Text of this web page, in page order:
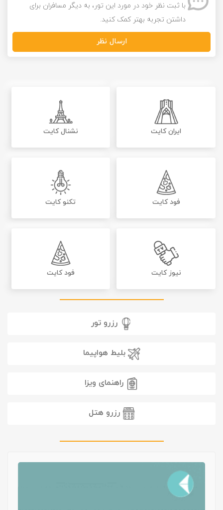
با ثبت نظر خود در مورد این تور، به دیگر مسافران برای
داشتن تجربه بهتر کمک کنید.
ارسال نظر
ایران کایت نشنال کایت
فود کایت تکنو کایت
نیوز کایت فود کایت
رزرو تور
بلیط هواپیما
راهنمای ویزا
رزرو هتل